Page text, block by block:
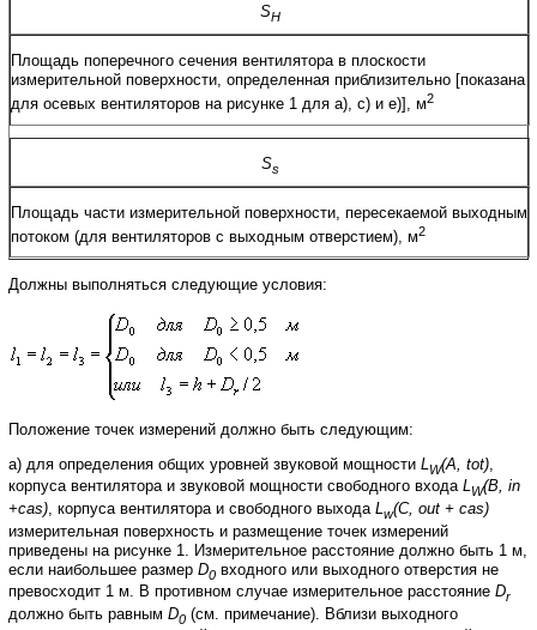
SH
Площадь поперечного сечения вентилятора в плоскости
измерительной поверхности, определенная приблизительно [показана
для осевых вентиляторов на рисунке 1 для а), с) и е)], м2
Ss
Площадь части измерительной поверхности, пересекаемой выходным
потоком (для вентиляторов с выходным отверстием), м2
Должны выполняться следующие условия:
Положение точек измерений должно быть следующим:
a) для определения общих уровней звуковой мощности L W(A tot)
корпуса вентилятора и звуковой мощности свободного входа LW(B, in
+cas) корпуса вентилятора и свободного выхода L w(С, out + cas)
измерительная поверхность и размещение точек измерений
приведены на рисунке 1. Измерительное расстояние должно быть 1 м
если наибольшее размер D0 входного или выходного отверстия не
превосходит 1 м. В противном случае измерительное расстояние Dr
должно быть равным D0 (см примечание).
Вблизи выходного